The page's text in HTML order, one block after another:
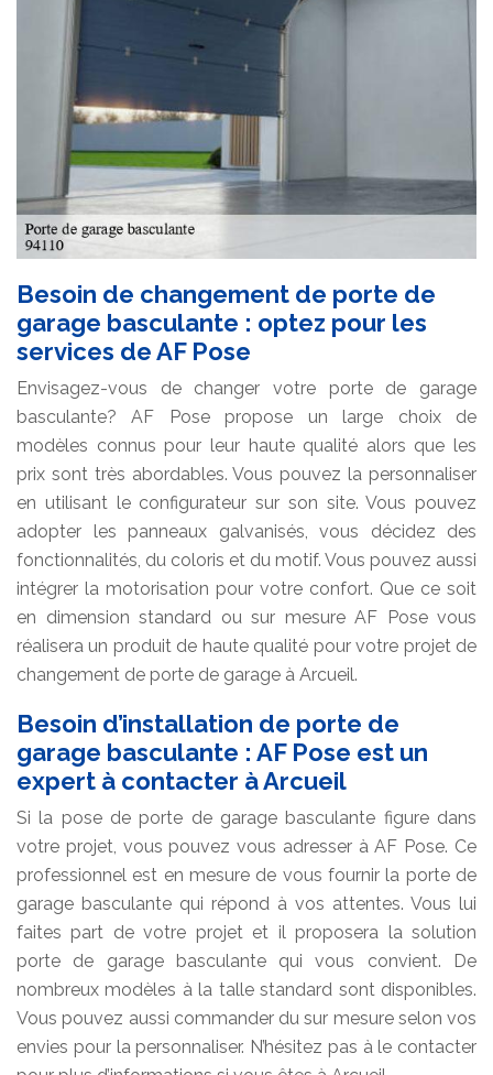
Besoin de changement de porte de
garage basculante : optez pour les
services de AF Pose
Envisagez-vous de changer votre porte de garage
basculante? AF Pose propose un large choix de
modèles connus pour leur haute qualité alors que les
prix sont très abordables. Vous pouvez la personnaliser
en utilisant le configurateur sur son site. Vous pouvez
adopter les panneaux galvanisés, vous décidez des
fonctionnalités, du coloris et du motif. Vous pouvez aussi
intégrer la motorisation pour votre confort. Que ce soit
en dimension standard ou sur mesure AF Pose vous
réalisera un produit de haute qualité pour votre projet de
changement de porte de garage à Arcueil.
Besoin d’installation de porte de
garage basculante : AF Pose est un
expert à contacter à Arcueil
Si la pose de porte de garage basculante figure dans
votre projet, vous pouvez vous adresser à AF Pose. Ce
professionnel est en mesure de vous fournir la porte de
garage basculante qui répond à vos attentes. Vous lui
faites part de votre projet et il proposera la solution
porte de garage basculante qui vous convient. De
nombreux modèles à la talle standard sont disponibles.
Vous pouvez aussi commander du sur mesure selon vos
envies pour la personnaliser. N’hésitez pas à le contacter